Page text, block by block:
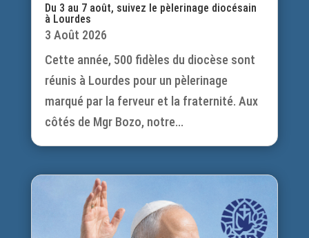
Du 3 au 7 août, suivez le pèlerinage diocésain
à Lourdes
3 Août 2026
Cette année, 500 fidèles du diocèse sont
réunis à Lourdes pour un pèlerinage
marqué par la ferveur et la fraternité. Aux
côtés de Mgr Bozo, notre...